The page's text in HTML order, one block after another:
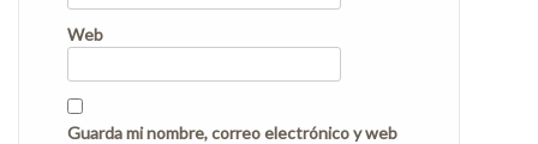
Web
Guarda mi nombre, correo electrónico y web